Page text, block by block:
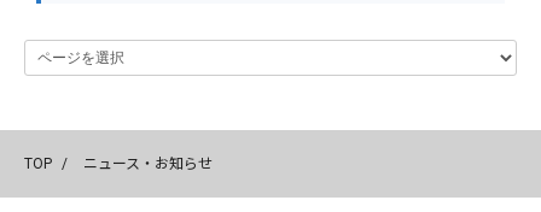
TOP / ニュース・お知らせ